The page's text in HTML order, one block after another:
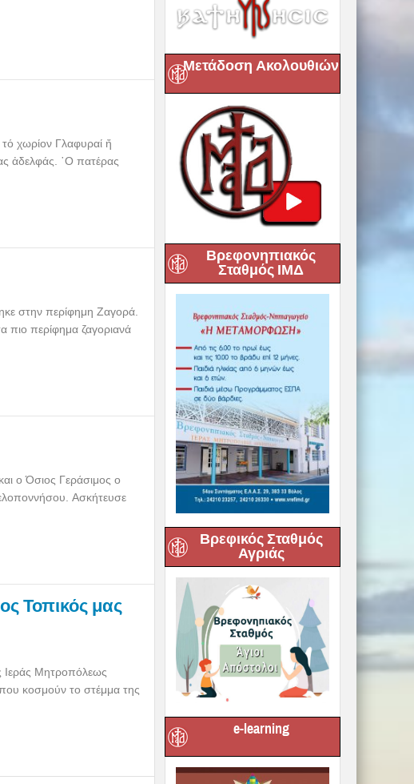
τό χωρίον Γλαφυραί ἤ
ἀδελφάς. ῾Ο πατέρας
στην περίφημη Ζαγορά.
πιο περίφημα ζαγοριανά
ο Όσιος Γεράσιμος ο
Aσκήτευσε
Τοπικός μας
Ιεράς Μητροπόλεως
κοσμούν το στέμμα της
Μετάδοση Ακολουθιών
Βρεφονηπιακός
Σταθμός ΙΜΔ
Βρεφικός Σταθμός
Αγριάς
e-learning